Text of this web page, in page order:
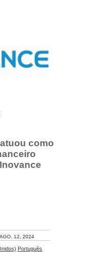
como
AGO. 12, 2024
Português